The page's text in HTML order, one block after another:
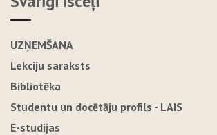
UZŅEMŠANA
Lekciju saraksts
Bibliotēka
Studentu un docētāju profils - LAIS
E-studijas